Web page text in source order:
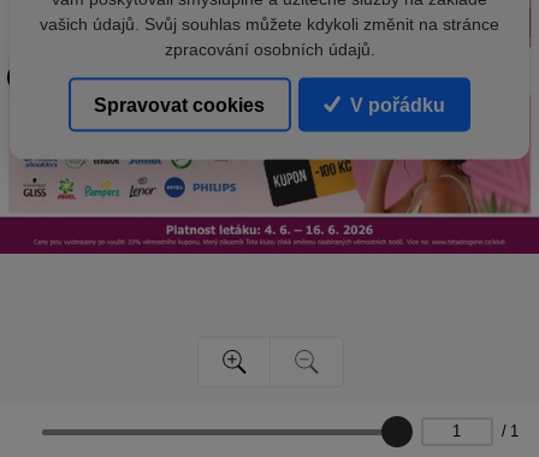
/ 1
vašich údajů. Svůj souhlas můžete kdykoli změnit na stránce
zpracování osobních údajů.
Spravovat cookies V pořádku